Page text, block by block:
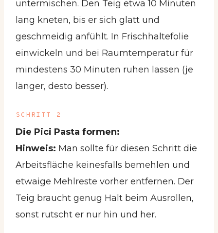
untermischen. Den Teig etwa 10 Minuten
lang kneten, bis er sich glatt und
geschmeidig anfühlt. In Frischhaltefolie
einwickeln und bei Raumtemperatur für
mindestens 30 Minuten ruhen lassen (je
länger, desto besser).
SCHRITT 2
Die Pici Pasta formen:
Hinweis: Man sollte für diesen Schritt die
Arbeitsfläche keinesfalls bemehlen und
etwaige Mehlreste vorher entfernen. Der
Teig braucht genug Halt beim Ausrollen,
sonst rutscht er nur hin und her.